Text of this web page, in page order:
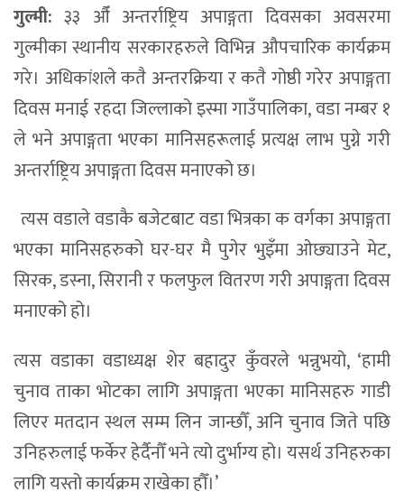
गुल्मी: ३३ औँ अन्तर्राष्ट्रिय अपाङ्गता दिवसका अवसरमा
गुल्मीका स्थानीय सरकारहरुले विभिन्न औपचारिक कार्यक्रम
गरे। अधिकांशले कतै अन्तरक्रिया र कतै गोष्ठी गरेर अपाङ्गता
दिवस मनाई रहदा जिल्लाको इस्मा गाउँपालिका, वडा नम्बर १
ले भने अपाङ्गता भएका मानिसहरूलाई प्रत्यक्ष लाभ पुग्ने गरी
अन्तर्राष्ट्रिय अपाङ्गता दिवस मनाएको छ।
त्यस वडाले वडाकै बजेटबाट वडा भित्रका क वर्गका अपाङ्गता
भएका मानिसहरुको घर-घर मै पुगेर भुइँमा ओछ्याउने मेट,
सिरक, डस्ना, सिरानी र फलफुल वितरण गरी अपाङ्गता दिवस
मनाएको हो।
त्यस वडाका वडाध्यक्ष शेर बहादुर कुँवरले भन्नुभयो, ‘हामी
चुनाव ताका भोटका लागि अपाङ्गता भएका मानिसहरु गाडी
लिएर मतदान स्थल सम्म लिन जान्छौँ, अनि चुनाव जिते पछि
उनिहरुलाई फर्केर हेर्दैनौँ भने त्यो दुर्भाग्य हो। यसर्थ उनिहरुका
लागि यस्तो कार्यक्रम राखेका हौँ।’